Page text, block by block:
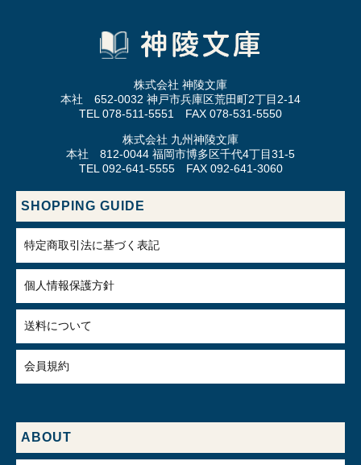
株式会社 神陵文庫
本社 652-0032 神戸市兵庫区荒田町2丁目2-14
TEL 078-511-5551 FAX 078-531-5550
株式会社 九州神陵文庫
本社 812-0044 福岡市博多区千代4丁目31-5
TEL 092-641-5555 FAX 092-641-3060
SHOPPING GUIDE
特定商取引法に基づく表記
個人情報保護方針
送料について
会員規約
ABOUT